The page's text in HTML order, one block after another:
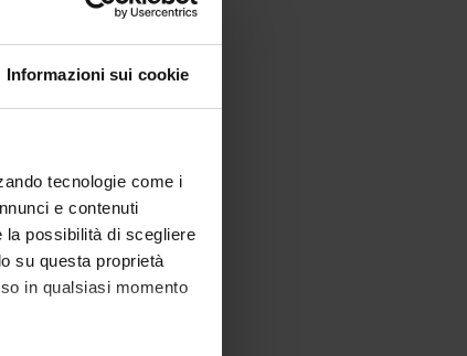
Informazioni sui cookie
tecnologie come i
e contenuti
possibilità di scegliere
su questa proprietà
in qualsiasi momento
in Lettere [L-10]